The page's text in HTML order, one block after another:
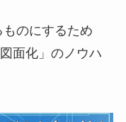
のにするため
面化」のノウハ